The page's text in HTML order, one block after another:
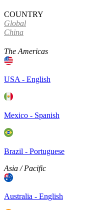
COUNTRY
Global
China
The Americas
USA - English
Mexico - Spanish
Brazil - Portuguese
Asia / Pacific
Australia - English